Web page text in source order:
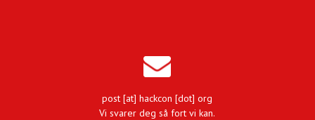
post [at] hackcon [dot] org
Vi svarer deg så fort vi kan.